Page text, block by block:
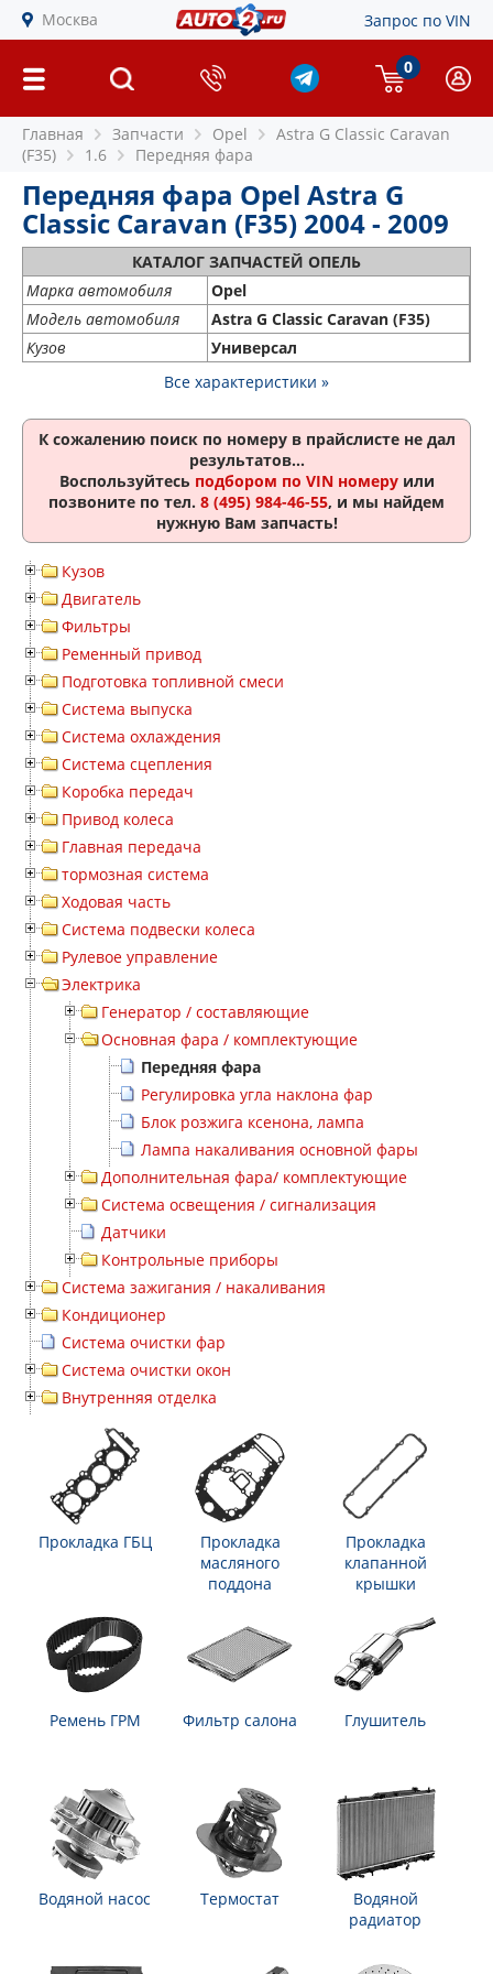
Москва Запрос по VIN
0
Главная Запчасти Opel
Astra G Classic Caravan
(F35)
1.6 Передняя фара
Передняя фара Opel Astra G
Classic Caravan (F35) 2004 - 2009
КАТАЛОГ ЗАПЧАСТЕЙ ОПЕЛЬ
Марка автомобиля
Opel
Модель автомобиля
Astra G Classic Caravan (F35)
Кузов
Универсал
Все характеристики »
К сожалению поиск по номеру в прайслисте не дал
результатов...
Воспользуйтесь подбором по VIN номеруили
позвоните по тел. 8 (495) 984-46-55, и мы найдем
нужную Вам запчасть!
Кузов
Двигатель
Фильтры
Ременный привод
Подготовка топливной смеси
Система выпуска
Система охлаждения
Система сцепления
Коробка передач
Привод колеса
Главная передача
тормозная система
Ходовая часть
Система подвески колеса
Рулевое управление
Электрика
Генератор / составляющие
Основная фара / комплектующие
Передняя фара
Регулировка угла наклона фар
Блок розжига ксенона, лампа
Лампа накаливания основной фары
Дополнительная фара/ комплектующие
Система освещения / сигнализация
Датчики
Контрольные приборы
Система зажигания / накаливания
Кондиционер
Система очистки фар
Система очистки окон
Внутренняя отделка
Прокладка ГБЦ
Прокладка
масляного
поддона
Прокладка
клапанной
крышки
Ремень ГРМ Фильтр салона Глушитель
Водяной насос Термостат
Водяной
радиатор